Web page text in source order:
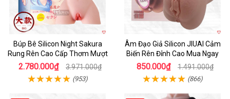
Búp Bê Silicon Night Sakura
Rung Rên Cao Cấp Thơm Mượt
2.780.000₫ 3.971.000₫
(953)
Âm Đạo Giả Silicon JIUAI Cảm
Biến Rên Đỉnh Cao Mua Ngay
850.000₫ 1.491.000₫
(866)